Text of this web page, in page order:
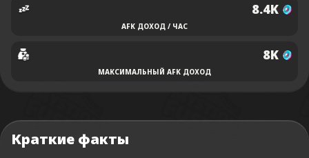
8.4K
AFK ДОХОД / ЧАС
8K
МАКСИМАЛЬНЫЙ AFK ДОХОД
Краткие факты